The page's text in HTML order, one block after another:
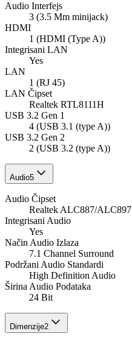
Audio Interfejs
3 (3.5 Mm minijack)
HDMI
1 (HDMI (Type A))
Integrisani LAN
Yes
LAN
1 (RJ 45)
LAN Čipset
Realtek RTL8111H
USB 3.2 Gen 1
4 (USB 3.1 (type A))
USB 3.2 Gen 2
2 (USB 3.2 (type A))
Audio5
Audio Čipset
Realtek ALC887/ALC897
Integrisani Audio
Yes
Način Audio Izlaza
7.1 Channel Surround
Podržani Audio Standardi
High Definition Audio
Širina Audio Podataka
24 Bit
Dimenzije2